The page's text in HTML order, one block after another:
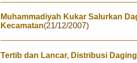
Muhammadiyah Kukar Salurkan
Kecamatan(21/12/2007)
Tertib dan Lancar, Distribusi